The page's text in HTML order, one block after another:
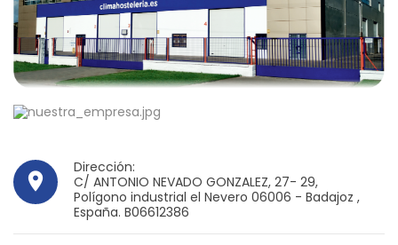
place
Dirección:
C/ ANTONIO NEVADO GONZALEZ, 27- 29,
Polígono industrial el Nevero 06006 - Badajoz ,
España. B06612386